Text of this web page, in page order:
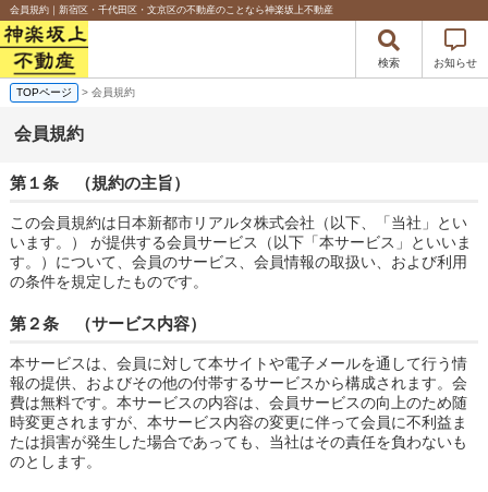
会員規約｜新宿区・千代田区・文京区の不動産のことなら神楽坂上不動産
検索 お知らせ
TOPページ > 会員規約
会員規約
第１条 （規約の主旨）
この会員規約は日本新都市リアルタ株式会社（以下、「当社」とい
います。） が提供する会員サービス（以下「本サービス」といいま
す。）について、会員のサービス、会員情報の取扱い、および利用
の条件を規定したものです。
第２条 （サービス内容）
本サービスは、会員に対して本サイトや電子メールを通して行う情
報の提供、およびその他の付帯するサービスから構成されます。会
費は無料です。本サービスの内容は、会員サービスの向上のため随
時変更されますが、本サービス内容の変更に伴って会員に不利益ま
たは損害が発生した場合であっても、当社はその責任を負わないも
のとします。